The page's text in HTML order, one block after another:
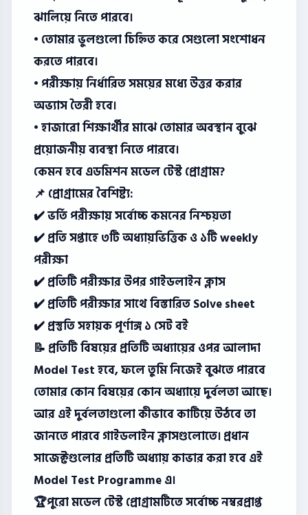
ঝালিয়ে নিতে পারবে।
• তোমার ভুলগুলো চিহ্নিত করে সেগুলো সংশোধন
করতে পারবে।
• পরীক্ষায় নির্ধারিত সময়ের মধ্যে উত্তর করার
অভ্যাস তৈরী হবে।
• হাজারো শিক্ষার্থীর মাঝে তোমার অবস্থান বুঝে
প্রয়োজনীয় ব্যবস্থা নিতে পারবে।
কেমন হবে এডমিশন মডেল টেস্ট প্রোগ্রাম?
📌 প্রোগ্রামের বৈশিষ্ট্য:
✔️ ভর্তি পরীক্ষায় সর্বোচ্চ কমনের নিশ্চয়তা
✔️ প্রতি সপ্তাহে ৩টি অধ্যায়ভিত্তিক ও ১টি weekly
পরীক্ষা
✔️ প্রতিটি পরীক্ষার উপর গাইডলাইন ক্লাস
✔️ প্রতিটি পরীক্ষার সাথে বিস্তারিত Solve sheet
✔️ প্রস্তুতি সহায়ক পূর্ণাঙ্গ ১ সেট বই
📝 প্রতিটি বিষয়ের প্রতিটি অধ্যায়ের ওপর আলাদা
Model Test হবে, ফলে তুমি নিজেই বুঝতে পারবে
তোমার কোন বিষয়ের কোন অধ্যায়ে দুর্বলতা আছে।
আর এই দুর্বলতাগুলো কীভাবে কাটিয়ে উঠবে তা
জানতে পারবে গাইডলাইন ক্লাসগুলোতে। প্রধান
সাজেক্টগুলোর প্রতিটি অধ্যায় কাভার করা হবে এই
Model Test Programme এ।
🏆পুরো মডেল টেস্ট প্রোগ্রামটিতে সর্বোচ্চ নম্বরপ্রাপ্ত